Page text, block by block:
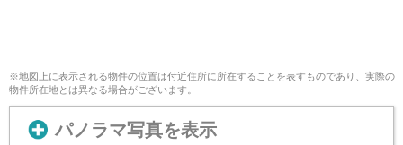
※地図上に表示される物件の位置は付近住所に所在することを表すものであり、実際の
物件所在地とは異なる場合がございます。
パノラマ写真を表示